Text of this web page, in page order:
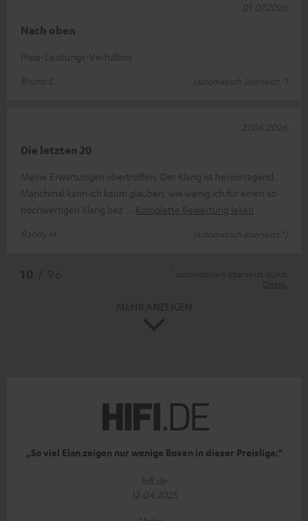
Nach oben
Preis-Leistungs-Verhältnis
Bruno C.
(automatisch übersetzt *)
01.07.2026
Die letzten 20
Meine Erwartungen übertroffen. Der Klang ist hervorragend.
Manchmal kann ich kaum glauben, wie wenig ich für einen so
hochwertigen Klang bez
Komplette Bewertung lesen
Randy H.
(automatisch übersetzt *)
27.06.2026
„So viel Elan zeigen nur wenige Boxen in dieser Preisliga:“
hifi.de
12.04.2025